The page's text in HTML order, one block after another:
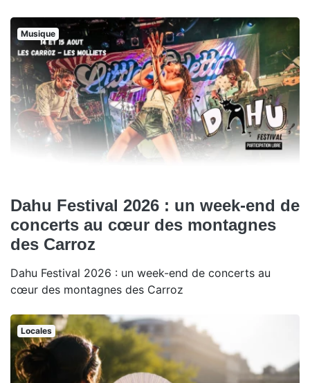
Musique
Dahu Festival 2026 : un week-end de
concerts au cœur des montagnes
des Carroz
Dahu Festival 2026 : un week-end de concerts au
cœur des montagnes des Carroz
Locales